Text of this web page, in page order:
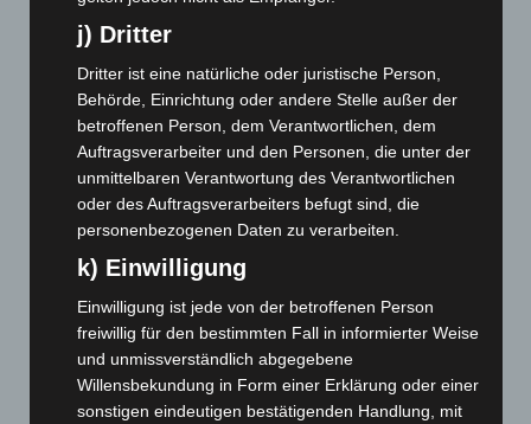
Februar 2024 (103)
Dezember 2023(130)
November 2023 (130)
Oktober 2023(114)
September 2023(133)
August 2023(134)
Juli 2023 (118)
Juni 2023(142)
Mai 2023(139)
April 2023(155)
März 2023(174)
j) Dritter
Dritter ist eine natürliche oder juristische Person,
Behörde, Einrichtung oder andere Stelle außer der
betroffenen Person, dem Verantwortlichen, dem
Auftragsverarbeiter und den Personen, die unter der
unmittelbaren Verantwortung des Verantwortlichen
oder des Auftragsverarbeiters befugt sind, die
personenbezogenen Daten zu verarbeiten.
k) Einwilligung
Einwilligung ist jede von der betroffenen Person
freiwillig für den bestimmten Fall in informierter Weise
und unmissverständlich abgegebene
Willensbekundung in Form einer Erklärung oder einer
sonstigen eindeutigen bestätigenden Handlung, mit